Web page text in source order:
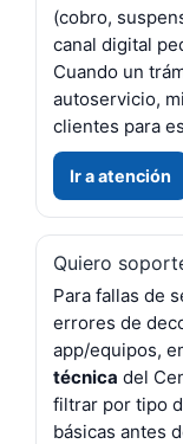
(cobro,
canal digital
Cuando un
autoservicio,
clientes para
Ir a atención
Quiero
Para fallas de
errores de
app/equipos,
técnica del
filtrar por tipo
básicas antes